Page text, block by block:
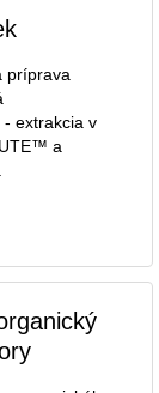
príprava
- extrakcia v
a